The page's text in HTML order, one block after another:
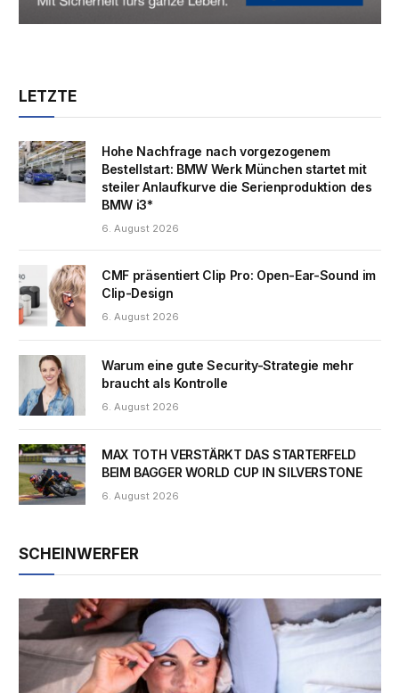
LETZTE
Hohe Nachfrage nach vorgezogenem
Bestellstart: BMW Werk München startet mit
steiler Anlaufkurve die Serienproduktion des
BMW i3*
6. August 2026
CMF präsentiert Clip Pro: Open-Ear-Sound im
Clip-Design
6. August 2026
Warum eine gute Security-Strategie mehr
braucht als Kontrolle
6. August 2026
MAX TOTH VERSTÄRKT DAS STARTERFELD
BEIM BAGGER WORLD CUP IN SILVERSTONE
6. August 2026
SCHEINWERFER